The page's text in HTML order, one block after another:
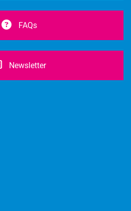
FAQs
Newsletter